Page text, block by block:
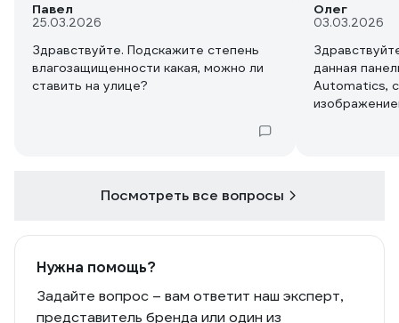
Павел
25.03.2026
Здравствуйте. Подскажите степень
влагозащищенности какая, можно ли
ставить на улице?
Олег
03.03.2026
данная
Automatics,
Посмотреть все вопросы
Нужна помощь?
Задайте вопрос – вам ответит наш эксперт,
представитель бренда или один из